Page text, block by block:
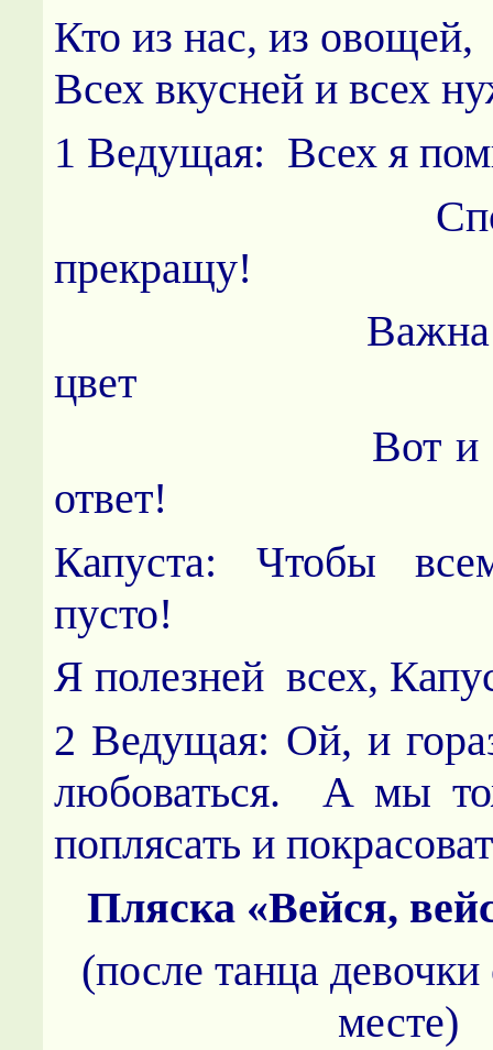
Кто из нас, из овощей,
Всех вкусней и всех
1 Ведущая: Всех я
Спор
прекращу!
Важна
цвет
Вот и весь
ответ!
Капуста: Чтобы
пусто!
Я полезней всех,
2 Ведущая: Ой, и
любоваться. А мы
поплясать и
Пляска «Вейся,
(после танца
месте)